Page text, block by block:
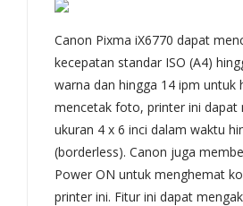
Canon Pixma iX6770 dapat
kecepatan standar ISO (A4)
warna dan hingga 14 ipm untuk
mencetak foto, printer ini dapat
ukuran 4 x 6 inci dalam waktu
(borderless). Canon juga
Power ON untuk menghemat
printer ini. Fitur ini dapat